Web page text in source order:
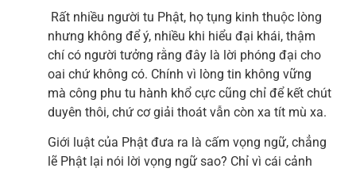
Rất nhiều người tu Phật, họ tụng kinh thuộc lòng
nhưng không để ý, nhiều khi hiểu đại khái, thậm
chí có người tưởng rằng đây là lời phóng đại cho
oai chứ không có. Chính vì lòng tin không vững
mà công phu tu hành khổ cực cũng chỉ để kết chút
duyên thôi, chứ cơ giải thoát vẫn còn xa tít mù xa.
Giới luật của Phật đưa ra là cấm vọng ngữ, chẳng
lẽ Phật lại nói lời vọng ngữ sao? Chỉ vì cái cảnh